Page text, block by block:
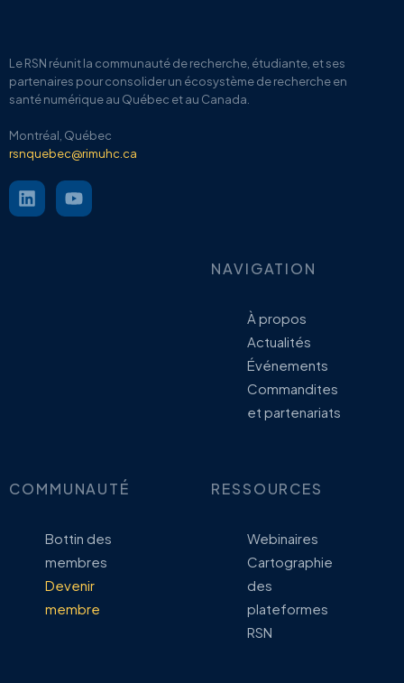
Le RSN réunit la communauté de recherche, étudiante, et ses
partenaires pourconsolider un écosystème de recherche en
santé numérique au Québec et au Canada.
Montréal, Québec
rsnquebec@rimuhc.ca
NAVIGATION
À propos
Actualités
Événements
Commandites
et partenariats
COMMUNAUTÉ
Bottin des
membres
Devenir
membre
RESSOURCES
Webinaires
Cartographie
des
plateformes
RSN